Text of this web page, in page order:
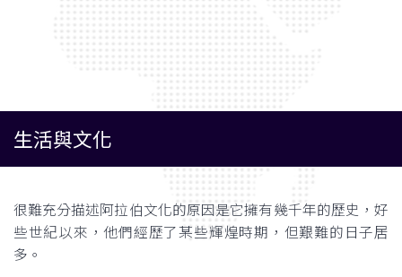
生活與文化
很難充分描述阿拉伯文化的原因是它擁有幾千年的歷史，好
些世紀以來，他們經歷了某些輝煌時期，但艱難的日子居
多。